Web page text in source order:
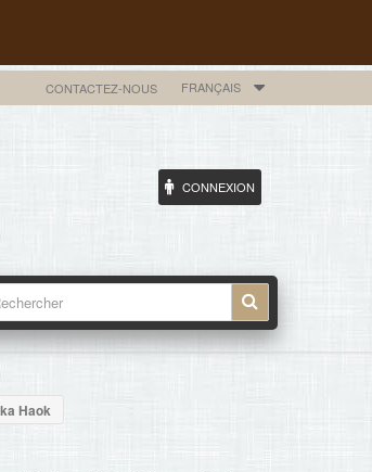
FRANÇAIS
CONTACTEZ-NOUS
CONNEXION
Haok